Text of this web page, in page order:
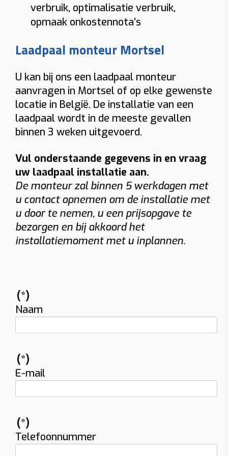
verbruik, optimalisatie verbruik,
opmaak onkostennota’s
Laadpaal monteur Mortsel
U kan bij ons een laadpaal monteur
aanvragen in Mortsel of op elke gewenste
locatie in België. De installatie van een
laadpaal wordt in de meeste gevallen
binnen 3 weken uitgevoerd.
Vul onderstaande gegevens in en vraag
uw laadpaal installatie aan.
De monteur zal binnen 5 werkdagen met
u contact opnemen om de installatie met
u door te nemen, u een prijsopgave te
bezorgen en bij akkoord het
installatiemoment met u inplannen.
(*)
Naam
(*)
E-mail
(*)
Telefoonnummer